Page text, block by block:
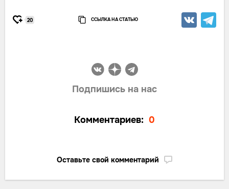
20 ССЫЛКА НА СТАТЬЮ
Подпишись на нас
Комментариев: 0
Оставьте свой комментарий